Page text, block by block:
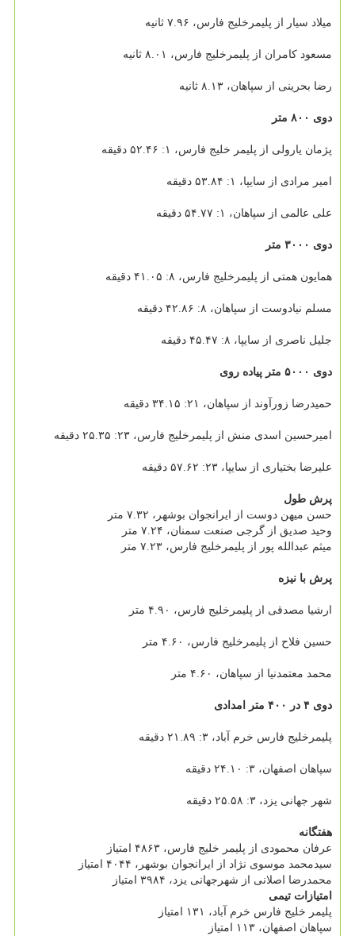
میلاد سیار از پلیمرخلیج فارس، ۷.۹۶ ثانیه
مسعود کامران از پلیمرخلیج فارس، ۸.۰۱ ثانیه
رضا بحرینی از سپاهان، ۸.۱۳ ثانیه
دوی ۸۰۰ متر
پژمان یارولی از پلیمر خلیج فارس، ۱: ۵۲.۴۶ دقیقه
امیر مرادی از سایپا، ۱: ۵۳.۸۴ دقیقه
علی عالمی از سپاهان، ۱: ۵۴.۷۷ دقیقه
دوی ۳۰۰۰ متر
همایون همتی از پلیمرخلیج فارس، ۸: ۴۱.۰۵ دقیقه
مسلم نیادوست از سپاهان، ۸: ۴۲.۸۶ دقیقه
جلیل ناصری از سایپا، ۸: ۴۵.۴۷ دقیقه
دوی ۵۰۰۰ متر پیاده روی
حمیدرضا زورآوند از سپاهان، ۲۱: ۳۴.۱۵ دقیقه
امیرحسین اسدی منش از پلیمرخلیج فارس، ۲۳: ۲۵.۳۵ دقیقه
علیرضا بختیاری از سایپا، ۲۳: ۵۷.۶۲ دقیقه
پرش طول
حسن میهن دوست از ایرانجوان بوشهر، ۷.۳۲ متر
وحید صدیق از گرجی صنعت سمنان، ۷.۲۴ متر
میثم عبدالله پور از پلیمرخلیج فارس، ۷.۲۳ متر
پرش با نیزه
ارشیا مصدقی از پلیمرخلیج فارس، ۴.۹۰ متر
حسین فلاح از پلیمرخلیج فارس، ۴.۶۰ متر
محمد معتمدنیا از سپاهان، ۴.۶۰ متر
دوی ۴ در ۴۰۰ متر امدادی
پلیمرخلیج فارس خرم آباد، ۳: ۲۱.۸۹ دقیقه
سپاهان اصفهان، ۳: ۲۴.۱۰ دقیقه
شهر جهانی یزد، ۳: ۲۵.۵۸ دقیقه
هفتگانه
عرفان محمودی از پلیمر خلیج فارس، ۴۸۶۳ امتیاز
سیدمحمد موسوی نژاد از ایرانجوان بوشهر، ۴۰۴۴ امتیاز
محمدرضا اصلانی از شهرجهانی یزد، ۳۹۸۴ امتیاز
امتیازات تیمی
پلیمر خلیج فارس خرم آباد، ۱۳۱ امتیاز
سپاهان اصفهان، ۱۱۳ امتیاز